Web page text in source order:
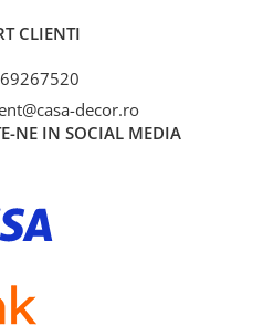
CLIENTI
decor.ro
NE IN SOCIAL MEDIA